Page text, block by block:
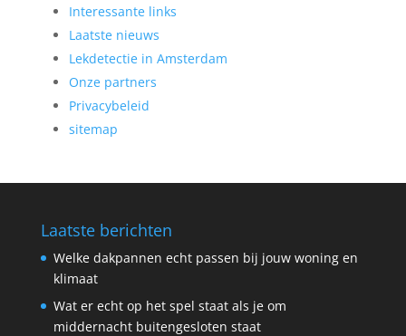
Interessante links
Laatste nieuws
Lekdetectie in Amsterdam
Onze partners
Privacybeleid
sitemap
Laatste berichten
Welke dakpannen echt passen bij jouw woning en
klimaat
Wat er echt op het spel staat als je om
middernacht buitengesloten staat